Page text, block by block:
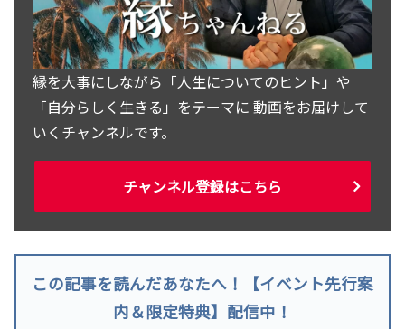
縁を大事にしながら「人生についてのヒント」や
「自分らしく生きる」をテーマに 動画をお届けして
いくチャンネルです。
チャンネル登録はこちら
この記事を読んだあなたへ！【イベント先行案
内＆限定特典】配信中！